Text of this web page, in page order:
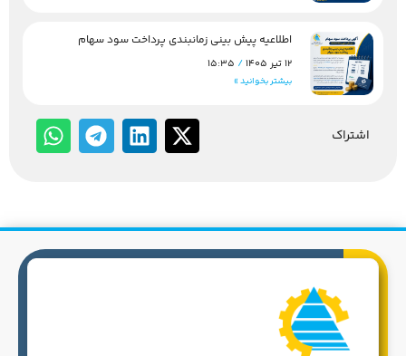
اشتراک
اطلاعیه پیش بینی زمانبندی پرداخت سود سهام
12 تیر 1405
بیشتر بخوانید »